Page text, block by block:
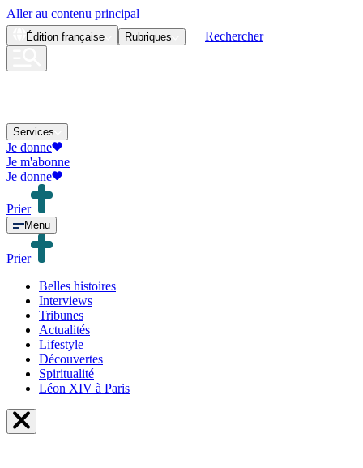
Aller au contenu principal
Édition française Rubriques Rechercher
Services
Je donne
Je m'abonne
Je donne
Prier
Menu
Prier
Belles histoires
Interviews
Tribunes
Actualités
Lifestyle
Découvertes
Spiritualité
Léon XIV à Paris